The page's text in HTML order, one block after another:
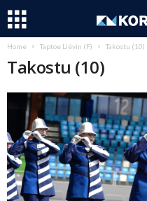
Home Taptoe Liévin (F) Takostu (10)
Takostu (10)